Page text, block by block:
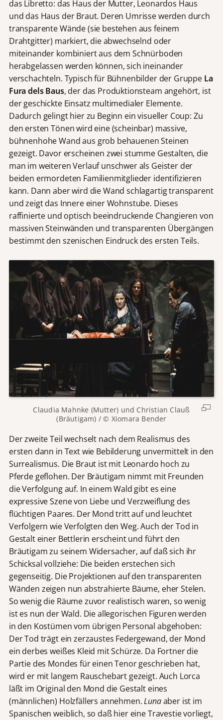
das Libretto: das Haus der Mutter, Leonardos Haus
und das Haus der Braut. Deren Umrisse werden durch
transparente Wände (sie bestehen aus feinem
Drahtgitter) markiert, die abwechselnd oder
miteinander kombiniert aus dem Schnürboden
herabgelassen werden können, sich ineinander
verschachteln. Typisch für Bühnenbilder der Gruppe La
Fura dels Baus, der das Produktionsteam angehört, ist
der geschickte Einsatz multimedialer Elemente.
Dadurch gelingt hier zu Beginn ein visueller Coup: Zu
den ersten Tönen wird eine (scheinbar) massive,
bühnenhohe Wand aus grob behauenen Steinen
gezeigt. Davor erscheinen zwei stumme Gestalten, die
man im weiteren Verlauf unschwer als Geister der
beiden ermordeten Familienmitglieder identifizieren
kann. Dann aber wird die Wand schlagartig transparent
und zeigt das Innere einer Wohnstube. Dieses
raffinierte und optisch beeindruckende Changieren von
massiven Steinwänden und transparenten Übergängen
bestimmt den szenischen Eindruck des ersten Teils.
Claudia Mahnke (Mutter) und Christian Clauß
(Bräutigam) / © Xiomara Bender
Der zweite Teil wechselt nach dem Realismus des
ersten dann in Text wie Bebilderung unvermittelt in den
Surrealismus. Die Braut ist mit Leonardo hoch zu
Pferde geflohen. Der Bräutigam nimmt mit Freunden
die Verfolgung auf. In einem Wald gibt es eine
expressive Szene von Liebe und Verzweiflung des
flüchtigen Paares. Der Mond tritt auf und leuchtet
Verfolgern wie Verfolgten den Weg. Auch der Tod in
Gestalt einer Bettlerin erscheint und führt den
Bräutigam zu seinem Widersacher, auf daß sich ihr
Schicksal vollziehe: Die beiden erstechen sich
gegenseitig. Die Projektionen auf den transparenten
Wänden zeigen nun abstrahierte Bäume, eher Stelen.
So wenig die Räume zuvor realistisch waren, so wenig
ist es nun der Wald. Die allegorischen Figuren werden
in den Kostümen vom übrigen Personal abgehoben:
Der Tod trägt ein zerzaustes Federgewand, der Mond
ein derbes weißes Kleid mit Schürze. Da Fortner die
Partie des Mondes für einen Tenor geschrieben hat,
wird er mit langem Rauschebart gezeigt. Auch Lorca
läßt im Original den Mond die Gestalt eines
(männlichen) Holzfällers annehmen.Lunaaber ist im
Spanischen weiblich, so daß hier eine Travestie vorliegt,